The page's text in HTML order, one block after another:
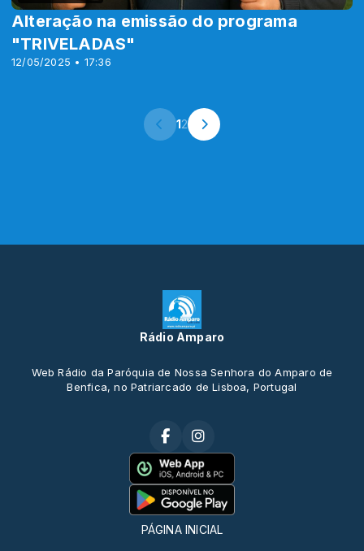
12/05/2025 • 17:36
Alteração na emissão do programa
"TRIVELADAS"
12
Rádio Amparo
Web Rádio da Paróquia de Nossa Senhora do Amparo de
Benfica, no Patriarcado de Lisboa, Portugal
PÁGINA INICIAL